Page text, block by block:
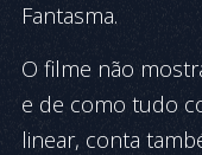
Fantasma.
O filme não
e de como tudo
linear, conta